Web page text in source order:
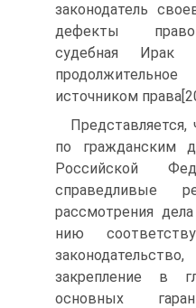
законодатель
дефекты
судебная Ирак
источником
Представляется,
по гражданским
Российской
справедливые
рассмотрения
нию
закрепление в
основных